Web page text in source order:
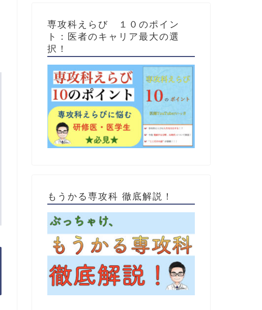
専攻科えらび １０のポイン
ト：医者のキャリア最大の選
択！
もうかる専攻科 徹底解説！